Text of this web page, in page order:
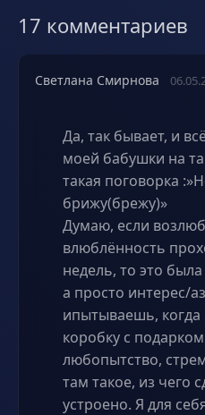
17 комментариев
Светлана Смирнова
Да, так бывает, и
моей бабушки на
такая поговорка
брижу(брежу)»
Думаю, если
влюблённость
недель, то это
а просто интерес/
ипытываешь,
коробку с
любопытство,
там такое, из чего
устроено. Я для